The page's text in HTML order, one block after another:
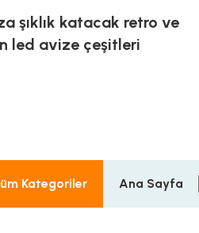
şıklık katacak retro ve
led avize çeşitleri
Kategoriler Ana Sayfa